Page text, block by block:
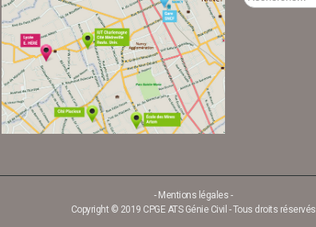
- Mentions légales -
Copyright © 2019 CPGE ATS Génie Civil - Tous droits réservés